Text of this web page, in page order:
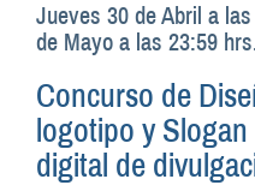
Jueves 30 de Abril a
de Mayo a las 23:59
Concurso de
logotipo y Slogan
digital de